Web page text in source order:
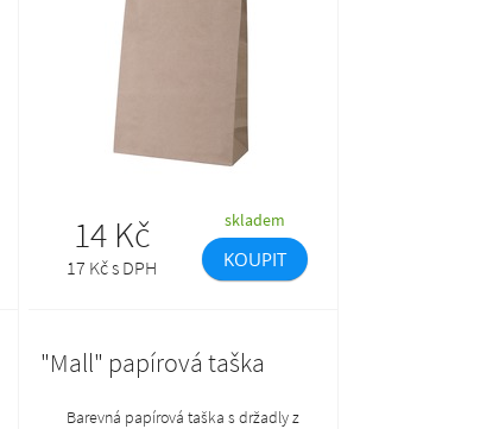
skladem
KOUPIT
14 Kč
17 Kč s DPH
"Mall" papírová taška
Barevná papírová taška s držadly z